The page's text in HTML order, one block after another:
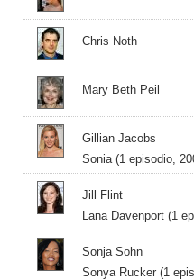
Chris Noth
Mary Beth Peil
Gillian Jacobs
Sonia (1 episodio,
Jill Flint
Lana Davenport (1
Sonja Sohn
Sonya Rucker (1